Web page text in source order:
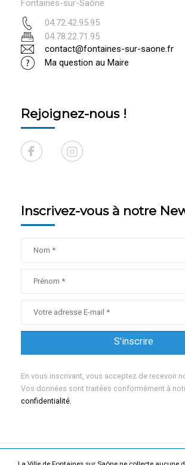
Fontaines-sur-Saône
04.72.42.95.95
04.78.22.71.95
contact@fontaines-sur-saone.fr
Ma question au Maire
Rejoignez-nous !
Inscrivez-vous à notre
En vous inscrivant, vous acceptez de recevoir
Vos données sont traitées conformément à
confidentialité.